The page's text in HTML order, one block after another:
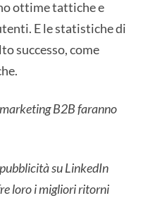
ottime tattiche e
E le statistiche di
successo, come
B2B faranno
su LinkedIn
loro i migliori ritorni